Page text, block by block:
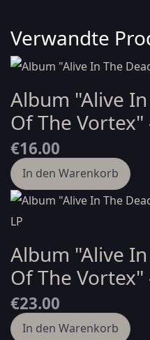
Verwandte
Album "Alive
Of The Vortex"
€16.00
In den Warenkorb
Album "Alive
Of The Vortex"
€23.00
In den Warenkorb